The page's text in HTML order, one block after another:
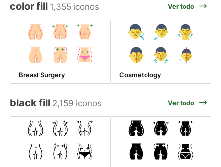
color fill 1,355 iconos Ver todo
Breast Surgery Cosmetology
black fill 2,159 iconos Ver todo